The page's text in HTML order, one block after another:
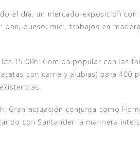
el día, un mercado-exposición con
pan, queso, miel, trabajos en
15:00h: Comida popular con las
con carne y alubias) para 400
Gran actuación conjunta como
con Santander la marinera